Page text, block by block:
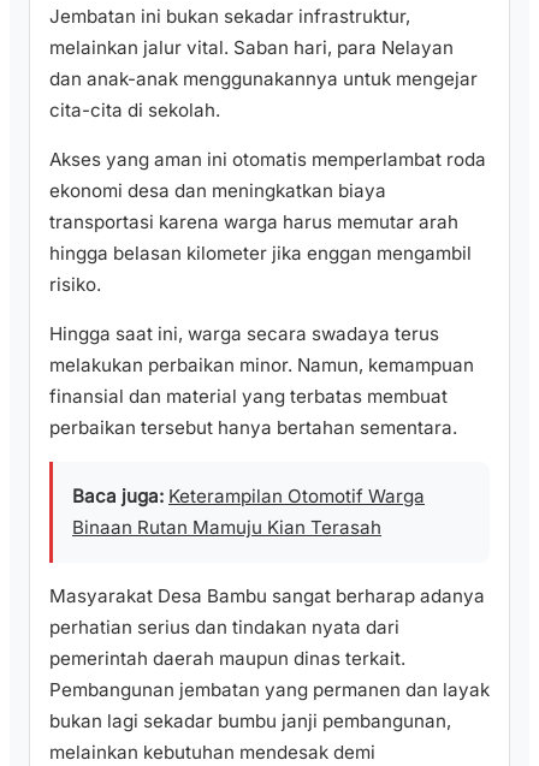
​Jembatan ini bukan sekadar infrastruktur,
melainkan jalur vital. Saban hari, para Nelayan
dan anak-anak menggunakannya untuk mengejar
cita-cita di sekolah.
Akses yang aman ini otomatis memperlambat roda
ekonomi desa dan meningkatkan biaya
transportasi karena warga harus memutar arah
hingga belasan kilometer jika enggan mengambil
risiko.
​Hingga saat ini, warga secara swadaya terus
melakukan perbaikan minor. Namun, kemampuan
finansial dan material yang terbatas membuat
perbaikan tersebut hanya bertahan sementara.
Baca juga: Keterampilan Otomotif Warga
Binaan Rutan Mamuju Kian Terasah
​Masyarakat Desa Bambu sangat berharap adanya
perhatian serius dan tindakan nyata dari
pemerintah daerah maupun dinas terkait.
Pembangunan jembatan yang permanen dan layak
bukan lagi sekadar bumbu janji pembangunan,
melainkan kebutuhan mendesak demi